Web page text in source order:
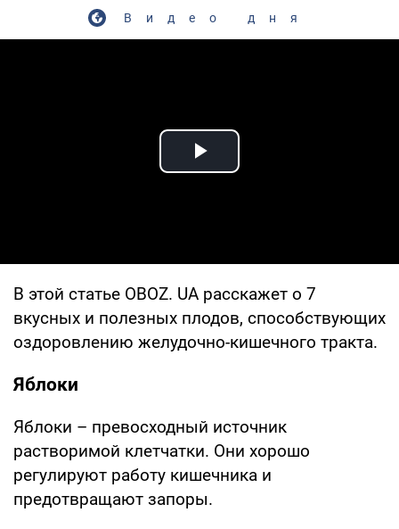
Видео дня
Play Video
В этой статье OBOZ. UA расскажет о 7
вкусных и полезных плодов, способствующих
оздоровлению желудочно-кишечного тракта.
Яблоки
Яблоки – превосходный источник
растворимой клетчатки. Они хорошо
регулируют работу кишечника и
предотвращают запоры.